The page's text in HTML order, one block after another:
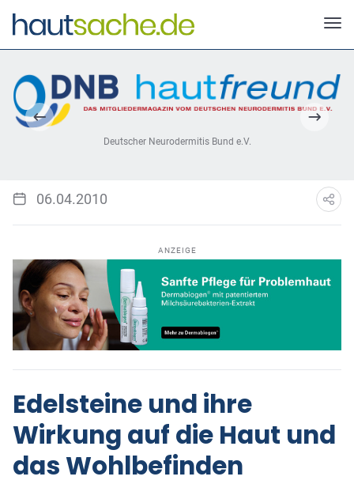
Deutscher Neurodermitis Bund e.V.
06.04.2010
ANZEIGE
Edelsteine und ihre
Wirkung auf die Haut und
das Wohlbefinden